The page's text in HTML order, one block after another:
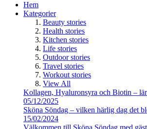
Hem
Kategorier
Beauty stories
Health stories
Kitchen stories
Life stories
Outdoor stories
Travel stories
Workout stories
View All
Kollagen, Hyaluronsyra och Biotin –
05/12/2025
Sköna Söndag – vilken härlig dag det
15/02/2024
Välkommen till Sköna Söndag med